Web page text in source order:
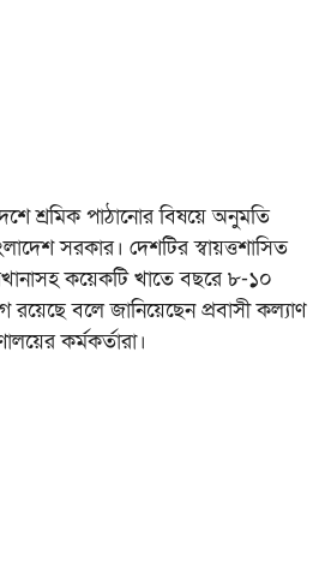
শ্রমিক পাঠানোর বিষয়ে অনুমতি
সরকার। দেশটির স্বায়ত্তশাসিত
কয়েকটি খাতে বছরে ৮-১০
রয়েছে বলে জানিয়েছেন প্রবাসী কল্যাণ
কর্মকর্তারা।